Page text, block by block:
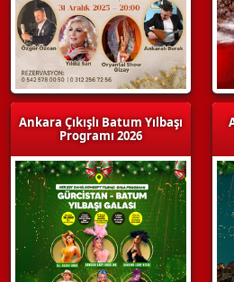
Ankara Çıkışlı Batum Yılbaşı
Programı 2026